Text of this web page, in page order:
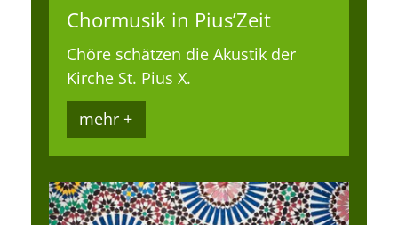
Chormusik in Pius’Zeit
Chöre schätzen die Akustik der
Kirche St. Pius X.
mehr +